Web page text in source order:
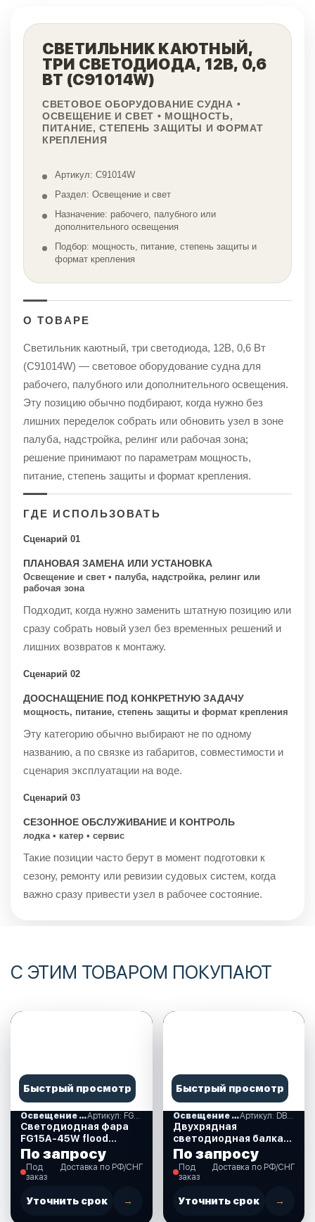
СВЕТИЛЬНИК КАЮТНЫЙ,
ТРИ СВЕТОДИОДА, 12В, 0,6
ВТ (C91014W)
СВЕТОВОЕ ОБОРУДОВАНИЕ СУДНА •
ОСВЕЩЕНИЕ И СВЕТ • МОЩНОСТЬ,
ПИТАНИЕ, СТЕПЕНЬ ЗАЩИТЫ И ФОРМАТ
КРЕПЛЕНИЯ
Артикул: C91014W
Раздел: Освещение и свет
Назначение: рабочего, палубного или
дополнительного освещения
Подбор: мощность, питание, степень защиты и
формат крепления
О ТОВАРЕ
Светильник каютный, три светодиода, 12В, 0,6 Вт
(C91014W) — световое оборудование судна для
рабочего, палубного или дополнительного освещения.
Эту позицию обычно подбирают, когда нужно без
лишних переделок собрать или обновить узел в зоне
палуба, надстройка, релинг или рабочая зона;
решение принимают по параметрам мощность,
питание, степень защиты и формат крепления.
ГДЕ ИСПОЛЬЗОВАТЬ
Сценарий 01
ПЛАНОВАЯ ЗАМЕНА ИЛИ УСТАНОВКА
Освещение и свет • палуба, надстройка, релинг или
рабочая зона
Подходит, когда нужно заменить штатную позицию или
сразу собрать новый узел без временных решений и
лишних возвратов к монтажу.
Сценарий 02
ДООСНАЩЕНИЕ ПОД КОНКРЕТНУЮ ЗАДАЧУ
мощность, питание, степень защиты и формат крепления
Эту категорию обычно выбирают не по одному
названию, а по связке из габаритов, совместимости и
сценария эксплуатации на воде.
Сценарий 03
СЕЗОННОЕ ОБСЛУЖИВАНИЕ И КОНТРОЛЬ
лодка • катер • сервис
Такие позиции часто берут в момент подготовки к
сезону, ремонту или ревизии судовых систем, когда
важно сразу привести узел в рабочее состояние.
С ЭТИМ ТОВАРОМ ПОКУПАЮТ
Быстрый просмотр
Освещение и свет
Светодиодная фара
FG15A-45W flood
ближний, рабочий
свет. (FG15A-45W
flood)
По запросу
Под
заказ
Доставка по РФ/СНГ
Уточнить срок →
Быстрый просмотр
Освещение и свет Артикул: DB-120W combo
Двухрядная
светодиодная балка
DB-120W
комбинированный
свет. (длина 56 см. 22
combo)
По запросу
Под
заказ
Доставка по РФ/СНГ
Уточнить срок →